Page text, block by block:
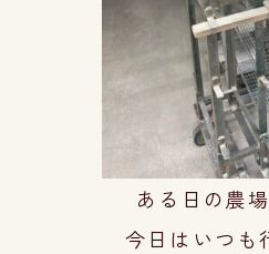
ある日の農
今日はいつも